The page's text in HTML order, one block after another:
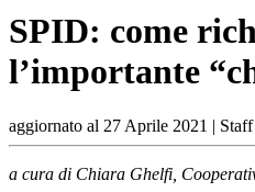
SPID: come
l’importante
aggiornato al 27 Aprile 2021 | Staff
a cura di Chiara Ghelfi,